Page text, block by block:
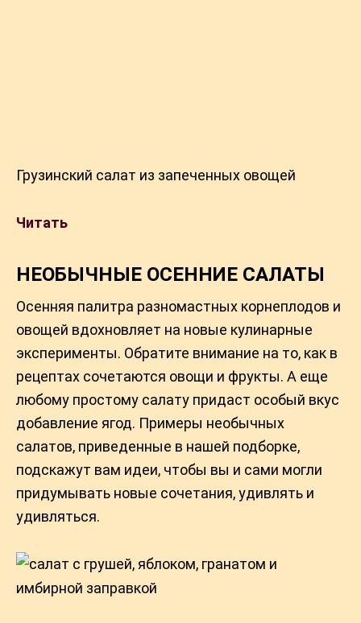
Грузинский салат из запеченных овощей
Читать
НЕОБЫЧНЫЕ ОСЕННИЕ САЛАТЫ
Осенняя палитра разномастных корнеплодов и
овощей вдохновляет на новые кулинарные
эксперименты. Обратите внимание на то, как в
рецептах сочетаются овощи и фрукты. А еще
любому простому салату придаст особый вкус
добавление ягод. Примеры необычных
салатов, приведенные в нашей подборке,
подскажут вам идеи, чтобы вы и сами могли
придумывать новые сочетания, удивлять и
удивляться.